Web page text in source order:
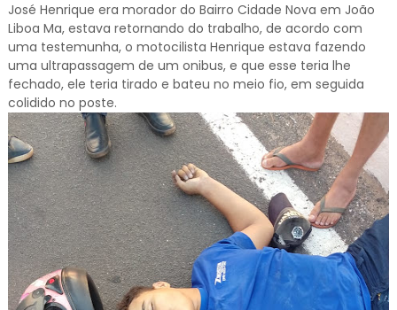
José Henrique era morador do Bairro Cidade Nova em João
Liboa Ma, estava retornando do trabalho, de acordo com
uma testemunha, o motocilista Henrique estava fazendo
uma ultrapassagem de um onibus, e que esse teria lhe
fechado, ele teria tirado e bateu no meio fio, em seguida
colidido no poste.